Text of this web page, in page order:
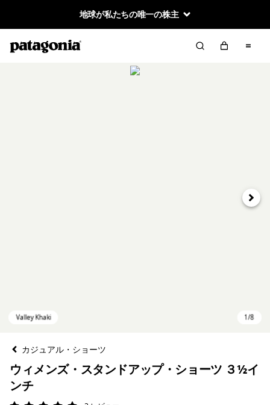
地球が私たちの唯一の株主
次へ
カジュアル・ショーツ
ウィメンズ・スタンドアップ・ショーツ ３½イ
ンチ